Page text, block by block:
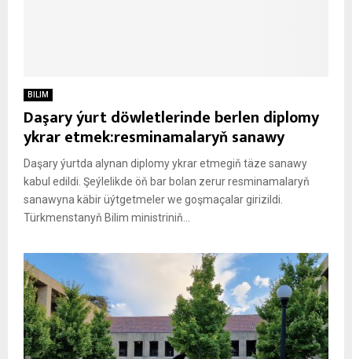
BILIM
Daşary ýurt döwletlerinde berlen diplomy
ykrar etmek:resminamalaryň sanawy
Daşary ýurtda alynan diplomy ykrar etmegiň täze sanawy
kabul edildi. Şeýlelikde öň bar bolan zerur resminamalaryň
sanawyna käbir üýtgetmeler we goşmaçalar girizildi.
Türkmenstanyň Bilim ministriniň...